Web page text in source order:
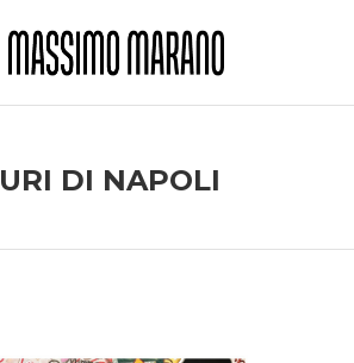
DI NAPOLI